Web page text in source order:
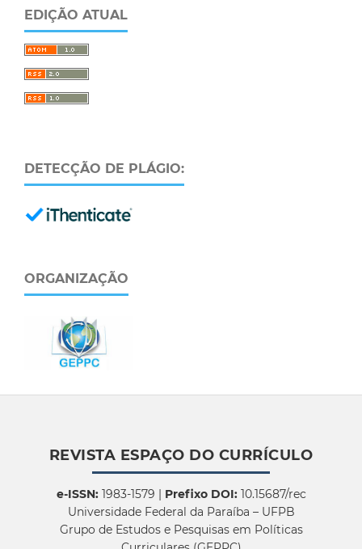
EDIÇÃO ATUAL
DETECÇÃO DE PLÁGIO:
ORGANIZAÇÃO
REVISTA ESPAÇO DO CURRÍCULO
e-ISSN:1983-1579 | Prefixo DOI:10.15687/rec
Universidade Federal da Paraíba – UFPB
Grupo de Estudos e Pesquisas em Políticas